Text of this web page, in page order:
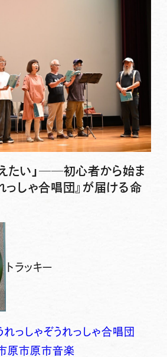
たい」──初心者から始ま
っしゃ合唱団』が届ける命
トラッキー
れっしゃぞうれっしゃ合唱団
原市原市音楽